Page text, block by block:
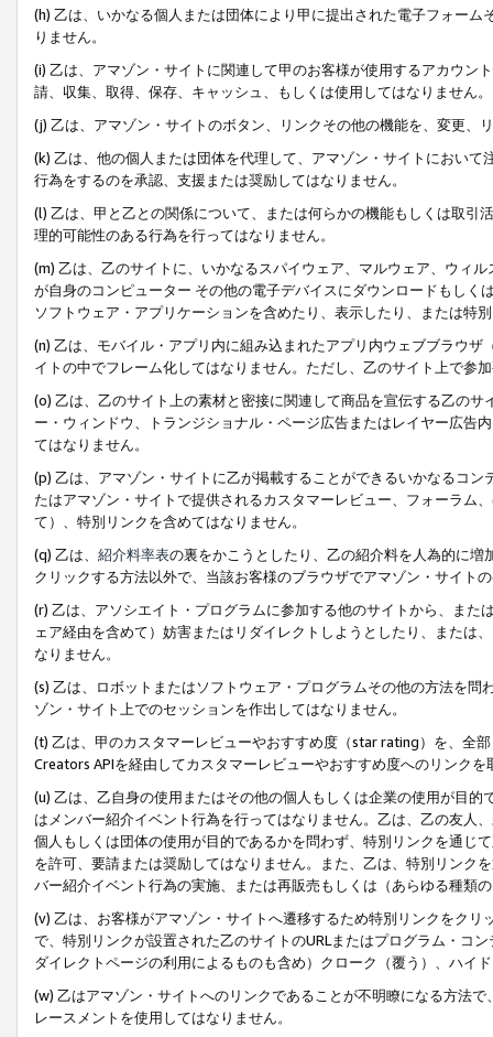
(h) 乙は、いかなる個人または団体により甲に提出された電子フォー
りません。
(i) 乙は、アマゾン・サイトに関連して甲のお客様が使用するアカウン
請、収集、取得、保存、キャッシュ、もしくは使用してはなりません。
(j) 乙は、アマゾン・サイトのボタン、リンクその他の機能を、変更、
(k) 乙は、他の個人または団体を代理して、アマゾン・サイトにおい
行為をするのを承認、支援または奨励してはなりません。
(l) 乙は、甲と乙との関係について、または何らかの機能もしくは取
理的可能性のある行為を行ってはなりません。
(m) 乙は、乙のサイトに、いかなるスパイウェア、マルウェア、ウィ
が自身のコンピューター その他の電子デバイスにダウンロードもし
ソフトウェア・アプリケーションを含めたり、表示したり、または特
(n) 乙は、モバイル・アプリ内に組み込まれたアプリ内ウェブブラウ
イトの中でフレーム化してはなりません。ただし、乙のサイト上で参
(o) 乙は、乙のサイト上の素材と密接に関連して商品を宣伝する乙の
ー・ウィンドウ、トランジショナル・ページ広告またはレイヤー広告
てはなりません。
(p) 乙は、アマゾン・サイトに乙が掲載することができるいかなるコ
たはアマゾン・サイトで提供されるカスタマーレビュー、フォーラム
て）、特別リンクを含めてはなりません。
(q) 乙は、 紹介料率表の裏をかこうとしたり、乙の紹介料を人為的に
クリックする方法以外で、当該お客様のブラウザでアマゾン・サイト
(r) 乙は、アソシエイト・プログラムに参加する他のサイトから、ま
ェア経由を含めて）妨害またはリダイレクトしようとしたり、または
なりません。
(s) 乙は、ロボットまたはソフトウェア・プログラムその他の方法を
ゾン・サイト上でのセッションを作出してはなりません。
(t) 乙は、甲のカスタマーレビューやおすすめ度（star rating）を、全
Creators APIを経由してカスタマーレビューやおすすめ度へのリンクを
(u) 乙は、乙自身の使用またはその他の個人もしくは企業の使用が目
はメンバー紹介イベント行為を行ってはなりません。乙は、乙の友人
個人もしくは団体の使用が目的であるかを問わず、特別リンクを通じ
を許可、要請または奨励してはなりません。また、乙は、特別リンク
バー紹介イベント行為の実施、または再販売もしくは（あらゆる種類
(v) 乙は、お客様がアマゾン・サイトへ遷移するため特別リンクをク
で、特別リンクが設置された乙のサイトのURLまたはプログラム・コ
ダイレクトページの利用によるものも含め）クローク（覆う）、ハイ
(w) 乙はアマゾン・サイトへのリンクであることが不明瞭になる方法
レースメントを使用してはなりません。